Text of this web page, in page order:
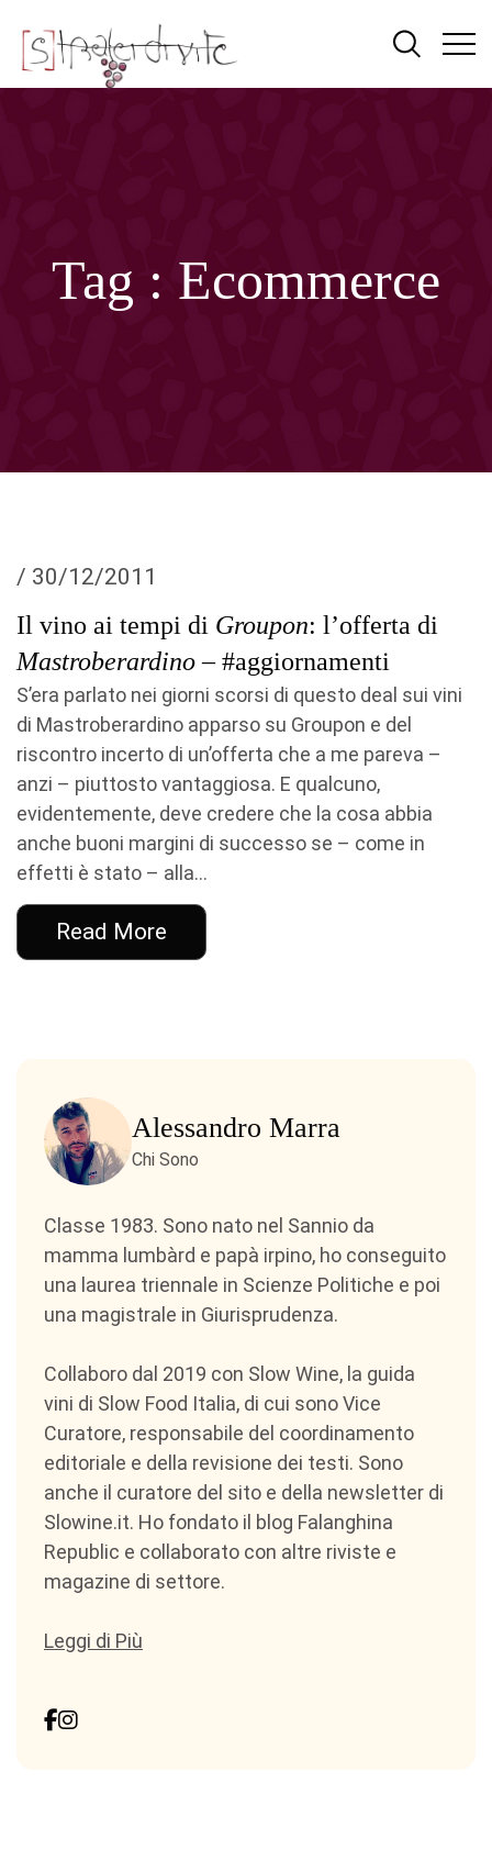
Tag : Ecommerce
/ 30/12/2011
Il vino ai tempi di Groupon: l’offerta di
Mastroberardino– #aggiornamenti
S’era parlato nei giorni scorsi di questo deal sui vini
di Mastroberardino apparso su Groupon e del
riscontro incerto di un’offerta che a me pareva –
anzi – piuttosto vantaggiosa. E qualcuno,
evidentemente, deve credere che la cosa abbia
anche buoni margini di successo se – come in
effetti è stato – alla...
Read More
Alessandro Marra
Chi Sono
Classe 1983. Sono nato nel Sannio da
mamma lumbàrd e papà irpino, ho conseguito
una laurea triennale in Scienze Politiche e poi
una magistrale in Giurisprudenza.
Collaboro dal 2019 con Slow Wine, la guida
vini di Slow Food Italia, di cui sono Vice
Curatore, responsabile del coordinamento
editoriale e della revisione dei testi. Sono
anche il curatore del sito e della newsletter di
Slowine.it. Ho fondato il blog Falanghina
Republic e collaborato con altre riviste e
magazine di settore.
Leggi di Più